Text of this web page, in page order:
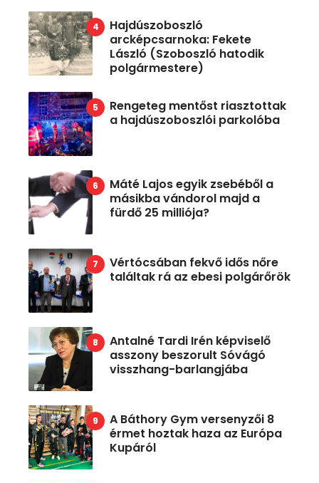
Hajdúszoboszló
arcképcsarnoka: Fekete
László (Szoboszló hatodik
polgármestere)
Rengeteg mentőst riasztottak
a hajdúszoboszlói parkolóba
Máté Lajos egyik zsebéből a
másikba vándorol majd a
fürdő 25 milliója?
Vértócsában fekvő idős nőre
találtak rá az ebesi polgárőrök
Antalné Tardi Irén képviselő
asszony beszorult Sóvágó
visszhang-barlangjába
A Báthory Gym versenyzői 8
érmet hoztak haza az Európa
Kupáról